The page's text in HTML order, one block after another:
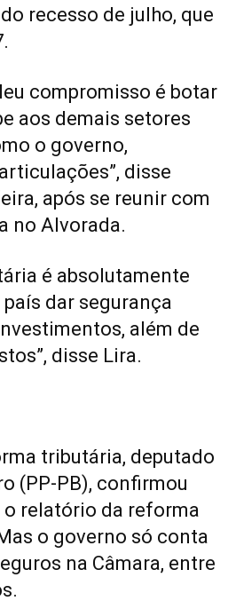
recesso de julho, que
compromisso é botar
aos demais setores
o governo,
disse
após se reunir com
no Alvorada.
é absolutamente
dar segurança
além de
disse Lira.
tributária, deputado
(PP-PB), confirmou
o relatório da reforma
o governo só conta
na Câmara, entre